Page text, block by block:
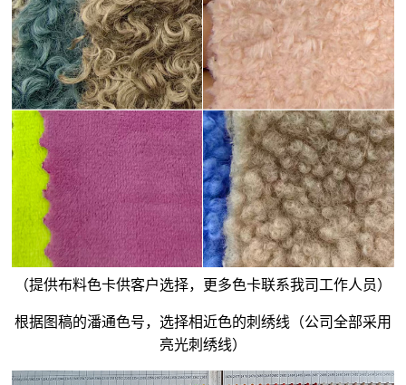
（提供布料色卡供客户选择，更多色卡联系我司工作人员）
根据图稿的潘通色号，选择相近色的刺绣线（公司全部采用
亮光刺绣线）